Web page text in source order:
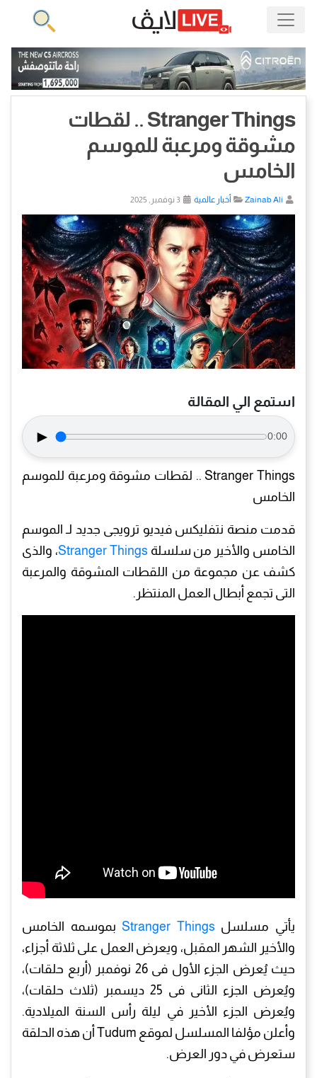
Stranger Things .. لقطات
مشوقة ومرعبة للموسم
الخامس
Zainab Ali أخبار عالمية
استمع الي المقالة
► 0:00
Stranger Things .. لقطات مشوقة ومرعبة للموسم
الخامس
قدمت منصة نتفليكس فيديو ترويجى جديد لـ الموسم
الخامس والأخير من سلسلة Stranger Things، والذى
كشف عن مجموعة من اللقطات المشوقة والمرعبة
التى تجمع أبطال العمل المنتظر.
يأتي مسلسل Stranger Things بموسمه الخامس
والأخير الشهر المقبل، ويعرض العمل على ثلاثة أجزاء،
حيث يُعرض الجزء الأول فى 26 نوفمبر (أربع حلقات)،
ويُعرض الجزء الثانى فى 25 ديسمبر (ثلاث حلقات)،
ويُعرض الجزء الأخير في ليلة رأس السنة الميلادية.
وأعلن مؤلفا المسلسل لموقع Tudum أن هذه الحلقة
ستعرض في دور العرض.